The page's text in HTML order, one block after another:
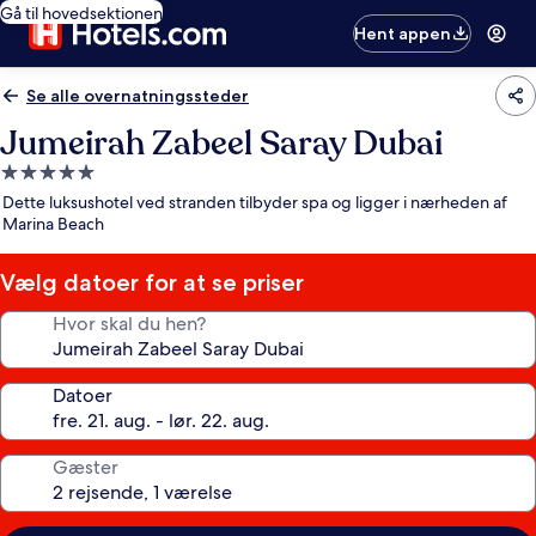
Gå til hovedsektionen
Hent appen
Se alle overnatningssteder
Jumeirah Zabeel Saray Dubai
5.0-
stjernet
overnatningssted
Dette luksushotel ved stranden tilbyder spa og ligger i nærheden af
Marina Beach
Vælg datoer for at se priser
Hvor skal du hen?
Datoer
Gæster